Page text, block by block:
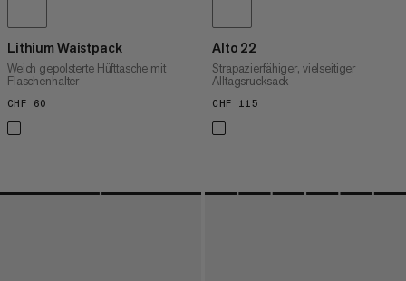
Lithium Waistpack
Weich gepolsterte Hüfttasche mit
Flaschenhalter
CHF 60
Alto 22
Strapazierfähiger, vielseitiger
Alltagsrucksack
CHF 115